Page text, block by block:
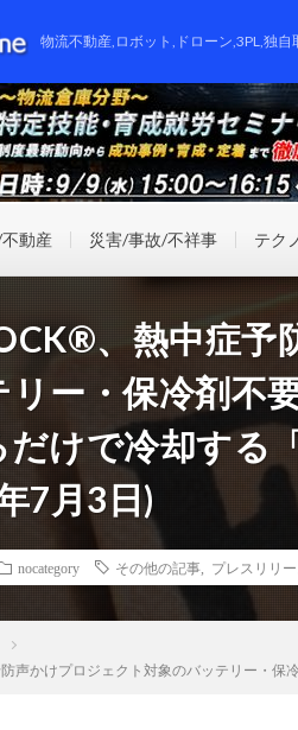
物流不動産,ロボット,ドローン,3PL,独
動産 災害/事故/不祥事 テク
、熱中症
ー・保冷剤不
けで冷却する
7月3日)
nocategory その他の記事 プレスリリ
声かけプロジェクト対象のバッテリー・